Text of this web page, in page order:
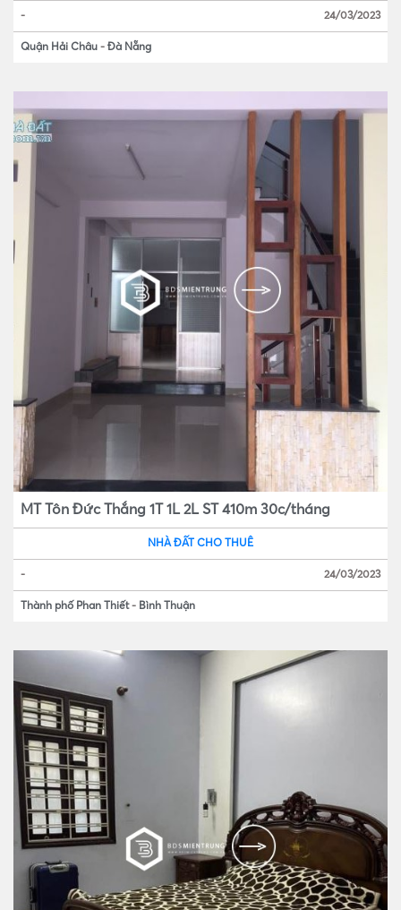
- 24/03/2023
Quận Hải Châu - Đà Nẵng
MT Tôn Đức Thắng 1T 1L 2L ST 410m 30c/tháng
NHÀ ĐẤT CHO THUÊ
- 24/03/2023
Thành phố Phan Thiết - Bình Thuận